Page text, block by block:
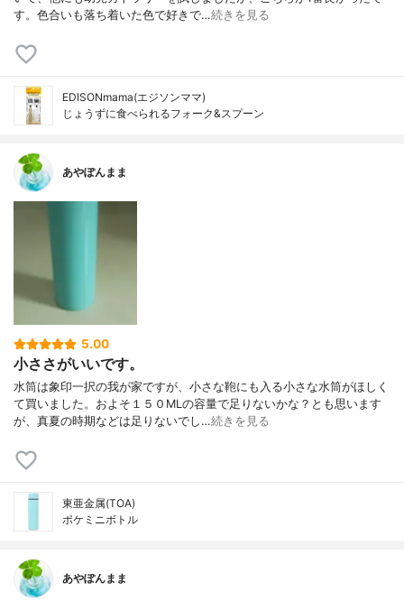
す。色合いも落ち着いた色で好きで…続きを見る
EDISONmama(エジソンママ)
じょうずに食べられるフォーク&スプーン
あやぽんまま
5.00
小ささがいいです。
水筒は象印一択の我が家ですが、小さな鞄にも入る小さな水筒がほしく
て買いました。およそ１５０MLの容量で足りないかな？とも思います
が、真夏の時期などは足りないでし…続きを見る
東亜金属(TOA)
ポケミニボトル
あやぽんまま